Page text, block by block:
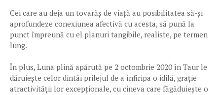
Cei care au deja un tovarăș de viață au posibilitatea să-și
aprofundeze conexiunea afectivă cu acesta, să pună la
punct împreună cu el planuri tangibile, realiste, pe termen
lung.
În plus, Luna plină apărută pe 2 octombrie 2020 în Taur le
dăruiește celor dintâi prilejul de a înfiripa o idilă, grație
atractivității lor excepționale, cu cineva care făgăduiește o